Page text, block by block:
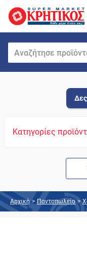
Κατηγορίες
Αρχική > Παντοπωλείο >